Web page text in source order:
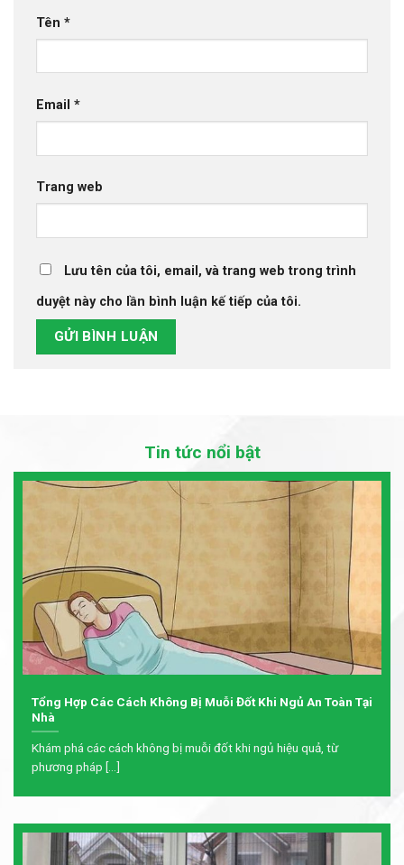
Tên *
Email *
Trang web
Lưu tên của tôi, email, và trang web trong trình
duyệt này cho lần bình luận kế tiếp của tôi.
Tin tức nổi bật
Tổng Hợp Các Cách Không Bị Muỗi Đốt Khi Ngủ An Toàn Tại
Nhà
Khám phá các cách không bị muỗi đốt khi ngủ hiệu quả, từ
phương pháp [...]